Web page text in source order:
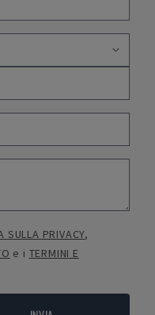
SULLA PRIVACY,
e i TERMINI E